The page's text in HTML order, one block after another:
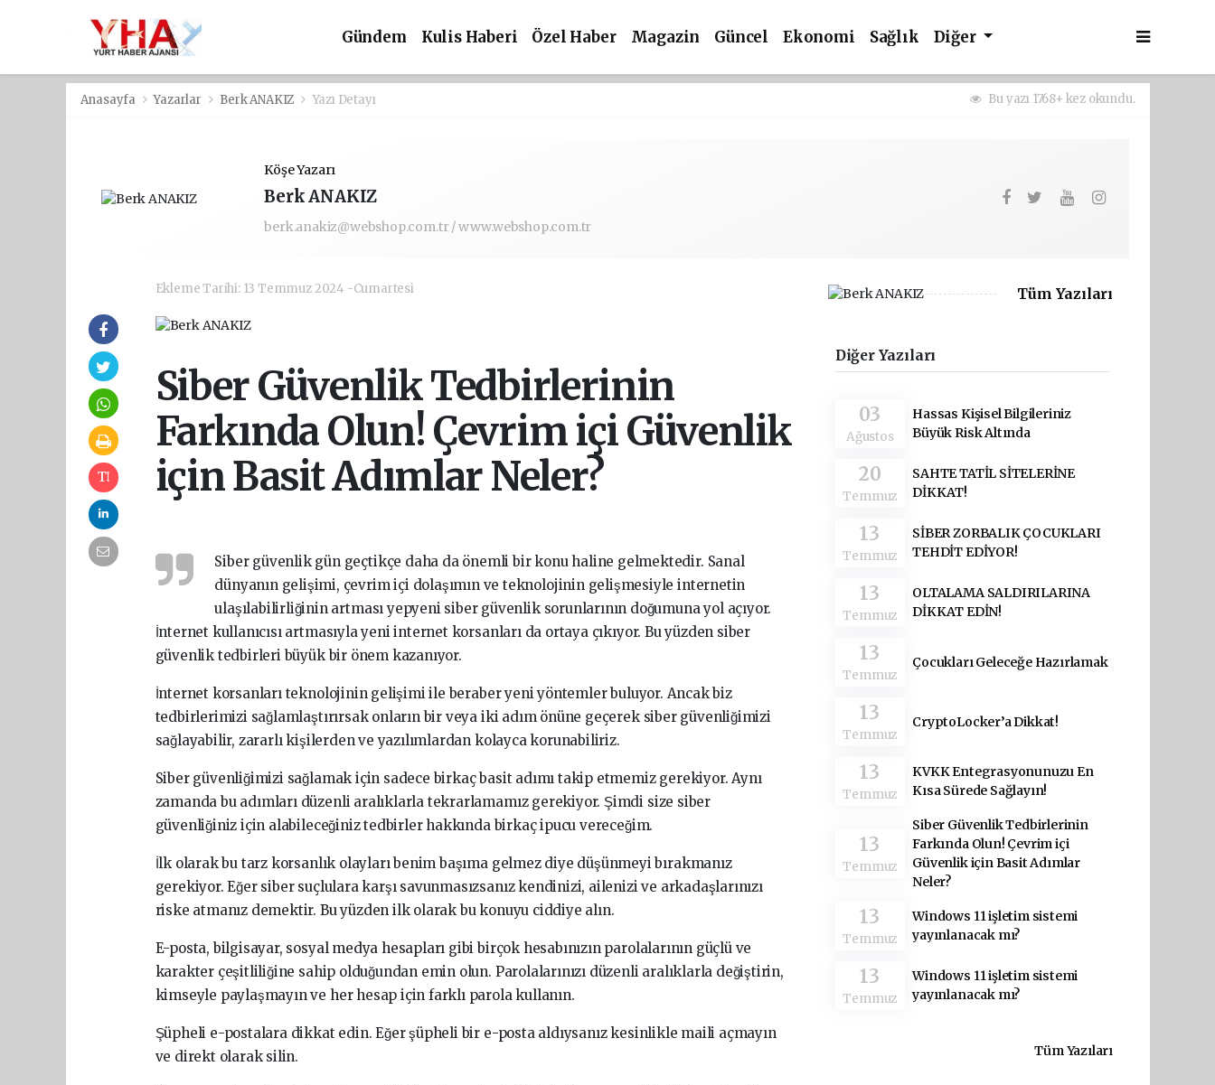
Gündem Kulis Haberi Özel Haber Magazin Güncel Ekonomi Sağlık Diğer
Anasayfa Yazarlar Berk ANAKIZ Yazı Detayı Bu yazı 1768+ kez okundu.
Köşe Yazarı
Berk ANAKIZ
berk.anakiz@webshop.com.tr / www.webshop.com.tr
Ekleme Tarihi: 13 Temmuz 2024 -Cumartesi
Siber Güvenlik Tedbirlerinin
Farkında Olun! Çevrim içi Güvenlik
için Basit Adımlar Neler?
Siber güvenlik gün geçtikçe daha da önemli bir konu haline gelmektedir. Sanal
dünyanın gelişimi, çevrim içi dolaşımın ve teknolojinin gelişmesiyle internetin
ulaşılabilirliğinin artması yepyeni siber güvenlik sorunlarının doğumuna yol açıyor.
İnternet kullanıcısı artmasıyla yeni internet korsanları da ortaya çıkıyor. Bu yüzden siber
güvenlik tedbirleri büyük bir önem kazanıyor.
İnternet korsanları teknolojinin gelişimi ile beraber yeni yöntemler buluyor. Ancak biz
tedbirlerimizi sağlamlaştırırsak onların bir veya iki adım önüne geçerek siber güvenliğimizi
sağlayabilir, zararlı kişilerden ve yazılımlardan kolayca korunabiliriz.
Siber güvenliğimizi sağlamak için sadece birkaç basit adımı takip etmemiz gerekiyor. Aynı
zamanda bu adımları düzenli aralıklarla tekrarlamamız gerekiyor. Şimdi size siber
güvenliğiniz için alabileceğiniz tedbirler hakkında birkaç ipucu vereceğim.
İlk olarak bu tarz korsanlık olayları benim başıma gelmez diye düşünmeyi bırakmanız
gerekiyor. Eğer siber suçlulara karşı savunmasızsanız kendinizi, ailenizi ve arkadaşlarınızı
riske atmanız demektir. Bu yüzden ilk olarak bu konuyu ciddiye alın.
E-posta, bilgisayar, sosyal medya hesapları gibi birçok hesabınızın parolalarının güçlü ve
karakter çeşitliliğine sahip olduğundan emin olun. Parolalarınızı düzenli aralıklarla değiştirin,
kimseyle paylaşmayın ve her hesap için farklı parola kullanın.
Şüpheli e-postalara dikkat edin. Eğer şüpheli bir e-posta aldıysanız kesinlikle maili açmayın
ve direkt olarak silin.
Tüm Yazıları
Diğer Yazıları
03
Ağustos
Hassas Kişisel Bilgileriniz
Büyük Risk Altında
20
Temmuz
SAHTE TATİL SİTELERİNE
DİKKAT!
13
Temmuz
SİBER ZORBALIK ÇOCUKLARI
TEHDİT EDİYOR!
13
Temmuz
OLTALAMA SALDIRILARINA
DİKKAT EDİN!
13
Temmuz
Çocukları Geleceğe Hazırlamak
13
Temmuz
CryptoLocker’a Dikkat!
13
Temmuz
KVKK Entegrasyonunuzu En
Kısa Sürede Sağlayın!
13
Temmuz
Siber Güvenlik Tedbirlerinin
Farkında Olun! Çevrim içi
Güvenlik için Basit Adımlar
Neler?
13
Temmuz
Windows 11 işletim sistemi
yayınlanacak mı?
13
Temmuz
Windows 11 işletim sistemi
yayınlanacak mı?
Tüm Yazıları